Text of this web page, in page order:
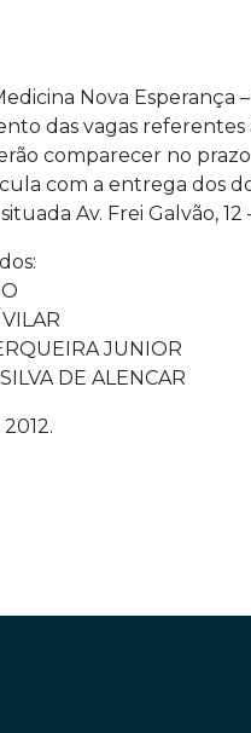
Nova Esperança
das vagas referentes
comparecer no
com a entrega dos
Av. Frei Galvão,
JUNIOR
DE ALENCAR